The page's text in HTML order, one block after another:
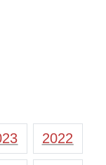
2022